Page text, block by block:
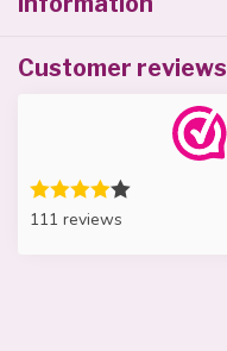
Customer reviews
111 reviews